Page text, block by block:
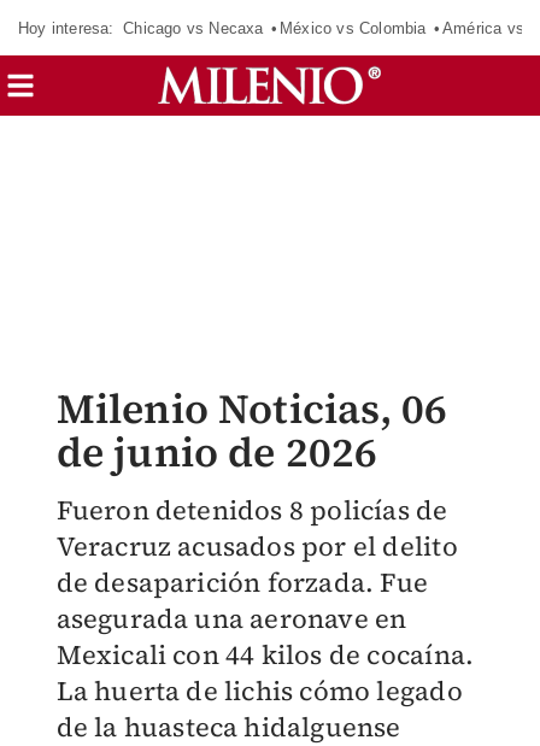
Hoy interesa: Chicago vs Necaxa México vs Colombia América vs
Milenio Noticias, 06
de junio de 2026
Fueron detenidos 8 policías de
Veracruz acusados por el delito
de desaparición forzada. Fue
asegurada una aeronave en
Mexicali con 44 kilos de cocaína.
La huerta de lichis cómo legado
de la huasteca hidalguense